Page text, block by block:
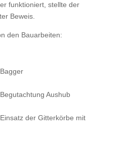
funktioniert, stellte der
Beweis.
den Bauarbeiten: